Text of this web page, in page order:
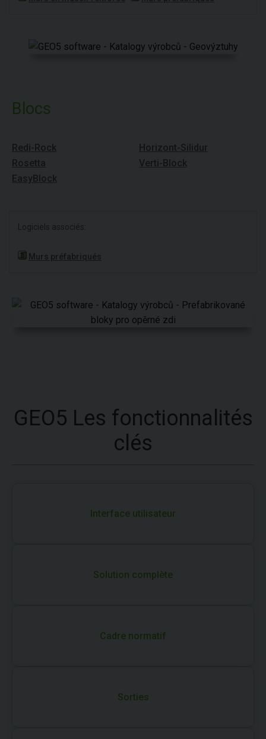
Blocs
Redi-Rock
Rosetta
EasyBlock
Horizont-Silidur
Verti-Block
Logiciels associés:
Murs préfabriqués
GEO5 Les fonctionnalités
clés
Interface utilisateur
Solution complète
Cadre normatif
Sorties